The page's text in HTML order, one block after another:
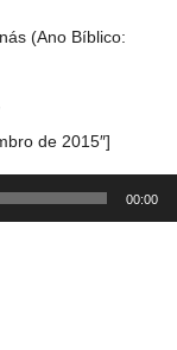
(Ano Bíblico:
de 2015″]
00:00